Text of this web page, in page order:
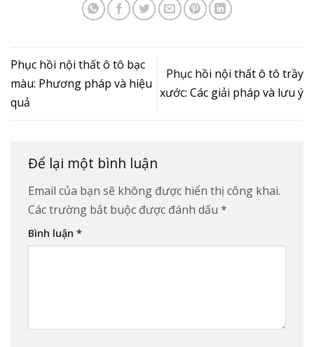
Phục hồi nội thất ô tô bạc
màu: Phương pháp và hiệu
quả
Phục hồi nội thất ô tô trầy
xước: Các giải pháp và lưu ý
Để lại một bình luận
Email của bạn sẽ không được hiển thị công khai.
Các trường bắt buộc được đánh dấu *
Bình luận *